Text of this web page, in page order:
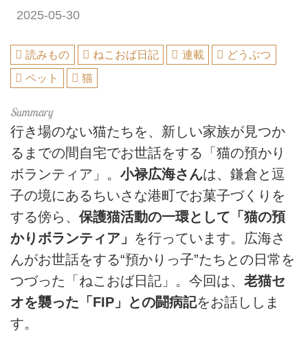
2025-05-30
読みもの ねこおば日記 連載
どうぶつ
ペット
猫
行き場のない猫たちを、新しい家族が見つか
るまでの間自宅でお世話をする「猫の預かり
ボランティア」。 小禄広海さんは、鎌倉と逗
子の境にあるちいさな港町でお菓子づくりを
する傍ら、 保護猫活動の一環として「猫の預
かりボランティア」 を行っています。広海さ
んがお世話をする“預かりっ子”たちとの日常を
つづった「ねこおば日記」。今回は、 老猫セ
オを襲った「FIP」との闘病記をお話ししま
す。